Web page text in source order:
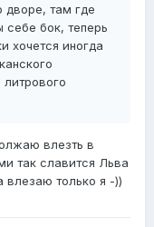
там где
себе бок, теперь
хочется иногда
влезть в
так славится Льва
влезаю только я -))